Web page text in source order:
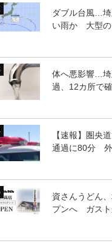
ダブル台風…
い雨か 大型の
体へ悪影響…埼
過、12カ所で
【速報】圏央
通過に80分 外
資さんうどん
プンへ ガスト